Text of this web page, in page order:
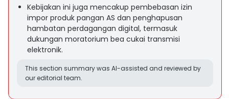
Kebijakan ini juga mencakup pembebasan izin
impor produk pangan AS dan penghapusan
hambatan perdagangan digital, termasuk
dukungan moratorium bea cukai transmisi
elektronik.
This section summary was AI-assisted and reviewed by
our editorial team.